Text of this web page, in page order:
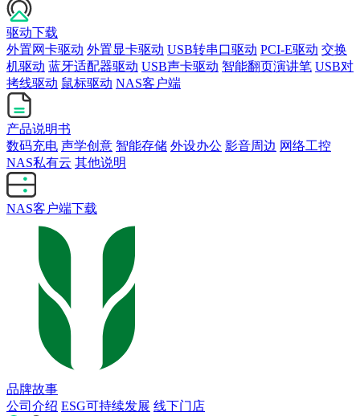
驱动下载
外置网卡驱动 外置显卡驱动 USB转串口驱动 PCI-E驱动 交换
机驱动 蓝牙适配器驱动 USB声卡驱动 智能翻页演讲笔 USB对
拷线驱动 鼠标驱动 NAS客户端
产品说明书
数码充电 声学创意 智能存储 外设办公 影音周边 网络工控
NAS私有云 其他说明
NAS客户端下载
品牌故事
公司介绍 ESG可持续发展 线下门店